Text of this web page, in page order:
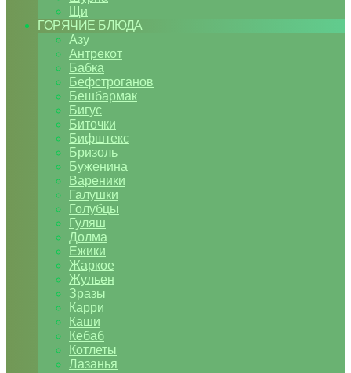
Щи
ГОРЯЧИЕ БЛЮДА
Азу
Антрекот
Бабка
Бефстроганов
Бешбармак
Бигус
Биточки
Бифштекс
Бризоль
Буженина
Вареники
Галушки
Голубцы
Гуляш
Долма
Ежики
Жаркое
Жульен
Зразы
Карри
Каши
Кебаб
Котлеты
Лазанья